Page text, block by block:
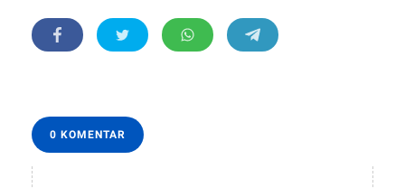
0 KOMENTAR